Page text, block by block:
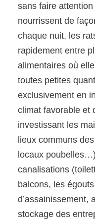
sans faire
nourrissent de
chaque nuit, les
rapidement entre
alimentaires où
toutes petites
exclusivement en
climat favorable et
investissant les
lieux communs
locaux
canalisations
balcons, les
d’assainissement,
stockage des